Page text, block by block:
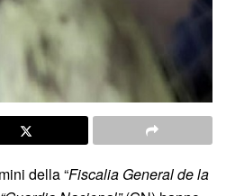
della “Fiscalia General de la